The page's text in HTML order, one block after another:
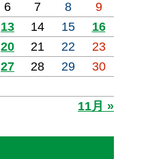
6 7 8
9
13 14 15
16
20 21 22
23
27 28 29
30
11月 »